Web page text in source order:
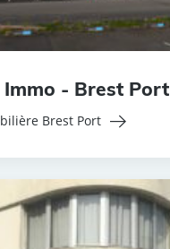
- Brest Port
Brest Port